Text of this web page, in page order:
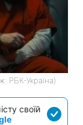
РБК-Україна)
своїй